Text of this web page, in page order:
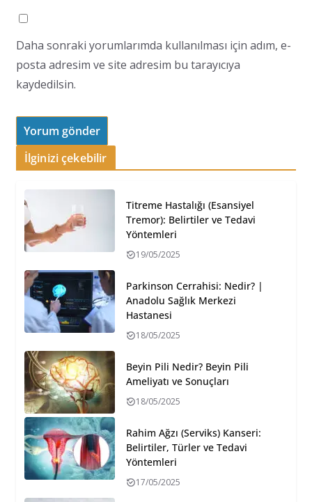
Daha sonraki yorumlarımda kullanılması için adım, e-
posta adresim ve site adresim bu tarayıcıya
kaydedilsin.
İlginizi çekebilir
Titreme Hastalığı (Esansiyel
Tremor): Belirtiler ve Tedavi
Yöntemleri
19/05/2025
Parkinson Cerrahisi: Nedir? |
Anadolu Sağlık Merkezi
Hastanesi
18/05/2025
Beyin Pili Nedir? Beyin Pili
Ameliyatı ve Sonuçları
18/05/2025
Rahim Ağzı (Serviks) Kanseri:
Belirtiler, Türler ve Tedavi
Yöntemleri
17/05/2025